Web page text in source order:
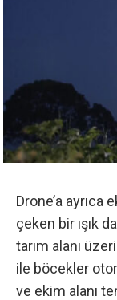
Drone’a
çeken bir ışık
tarım alanı
ile böcekler
ve ekim alanı